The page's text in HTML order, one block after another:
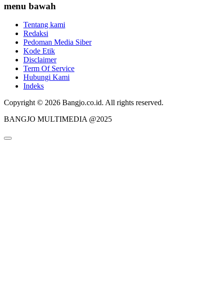
menu bawah
Tentang kami
Redaksi
Pedoman Media Siber
Kode Etik
Disclaimer
Term Of Service
Hubungi Kami
Indeks
Copyright © 2026 Bangjo.co.id. All rights reserved.
BANGJO MULTIMEDIA @2025